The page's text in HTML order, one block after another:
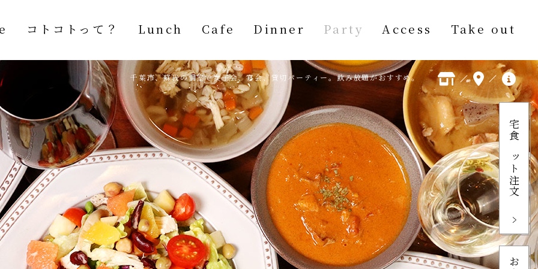
コトコトって？ Lunch Cafe Dinner Party Access Take out
千葉市、蘇我の個室で女子会、宴会、貸切パーティー。飲み放題がおすすめ。
宅食ネット注文